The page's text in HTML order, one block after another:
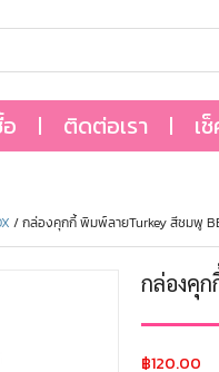
ติดต่อเรา เ
/ กล่องคุกกี้ พิมพ์ลายTurkey สีชมพู
กล่องคุ
฿120.00